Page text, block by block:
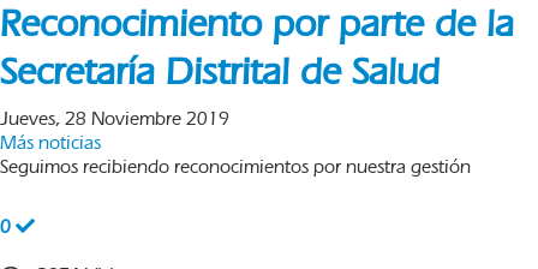
Reconocimiento por parte de la
Secretaría Distrital de Salud
Jueves, 28 Noviembre 2019
Más noticias
Seguimos recibiendo reconocimientos por nuestra gestión
0